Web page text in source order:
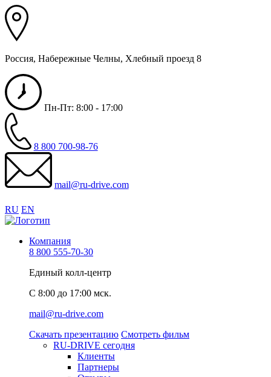
Россия, Набережные Челны, Хлебный проезд 8
Пн-Пт: 8:00 - 17:00
8 800 700-98-76
mail@ru-drive.com
RU EN
Компания
8 800 555-70-30
Единый колл-центр
C 8:00 до 17:00 мск.
mail@ru-drive.com
Скачать презентацию Смотреть фильм
RU-DRIVE сегодня
Клиенты
Партнеры